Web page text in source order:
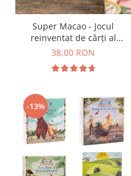
10 Ani
11 - 14 Ani
Colecția Păcălici
Super Macao - Jocul
reinventat de cărți al
copilăriei
38,00 RON
-13%